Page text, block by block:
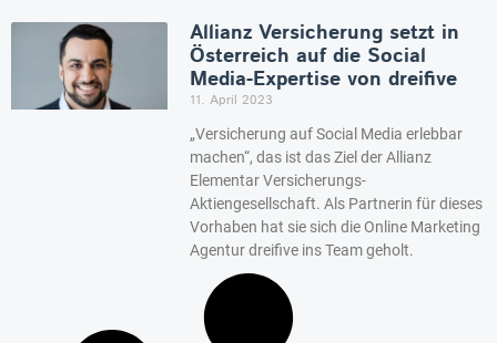
Allianz Versicherung setzt in
Österreich auf die Social
Media-Expertise von dreifive
11. April 2023
„Versicherung auf Social Media erlebbar
machen“, das ist das Ziel der Allianz
Elementar Versicherungs-
Aktiengesellschaft. Als Partnerin für dieses
Vorhaben hat sie sich die Online Marketing
Agentur dreifive ins Team geholt.